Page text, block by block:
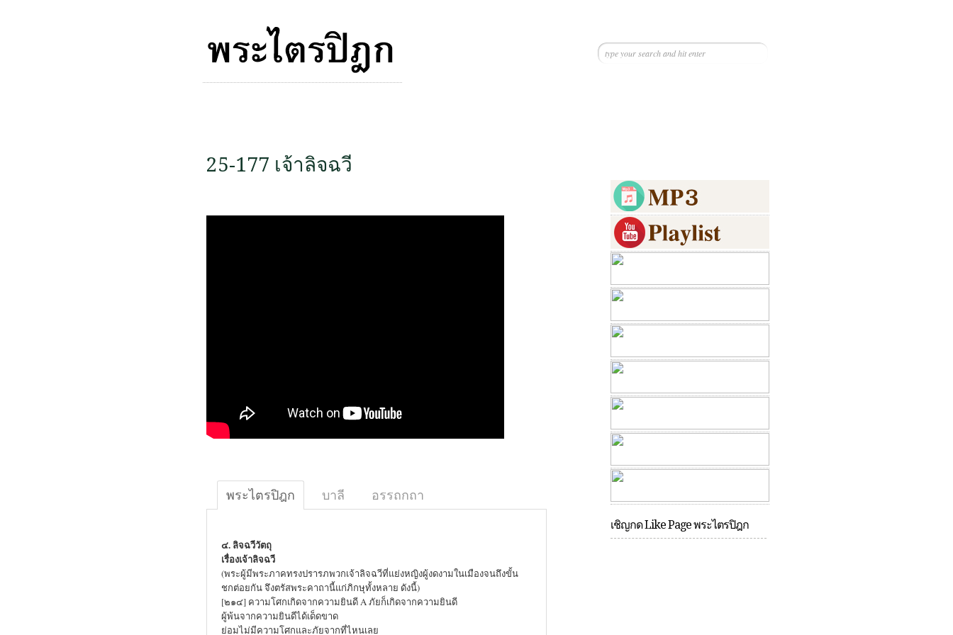
25-177 เจ้าลิจฉวี
พระไตรปิฎก บาลี อรรถกถา
๔. ลิจฉวีวัตถุ
เรื่องเจ้าลิจฉวี
(พระผู้มีพระภาคทรงปรารภพวกเจ้าลิจฉวีที่แย่งหญิงผู้งดงามในเมืองจนถึงขั้น
ชกต่อยกัน จึงตรัสพระคาถานี้แก่ภิกษุทั้งหลาย ดังนี้)
[๒๑๔] ความโศกเกิดจากความยินดี A ภัยก็เกิดจากความยินดี
ผู้พ้นจากความยินดีได้เด็ดขาด
ย่อมไม่มีความโศกและภัยจากที่ไหนเลย
เชิญกด Like Page พระไตรปิฎก